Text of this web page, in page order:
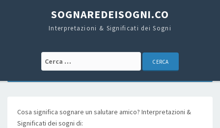
SOGNAREDEISOGNI.CO
Interpretazioni & Significati dei Sogni
Cerca:
Cosa significa sognare un salutare amico? Interpretazioni &
Significati dei sogni di: